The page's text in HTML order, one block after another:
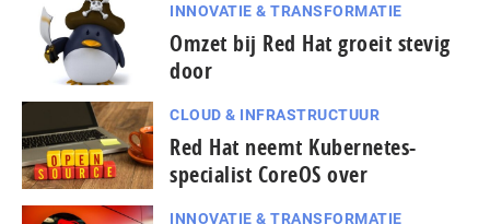
INNOVATIE & TRANSFORMATIE
Omzet bij Red Hat groeit stevig
door
CLOUD & INFRASTRUCTUUR
Red Hat neemt Kubernetes-
specialist CoreOS over
INNOVATIE & TRANSFORMATIE